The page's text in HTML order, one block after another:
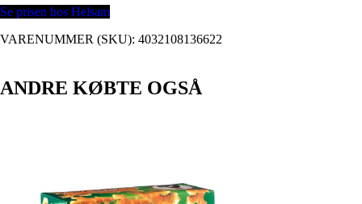
Se prisen hos Helsam
VARENUMMER (SKU): 4032108136622
ANDRE KØBTE OGSÅ